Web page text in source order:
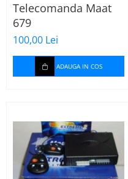
Telecomanda Maat
679
100,00 Lei
ADAUGA IN COS